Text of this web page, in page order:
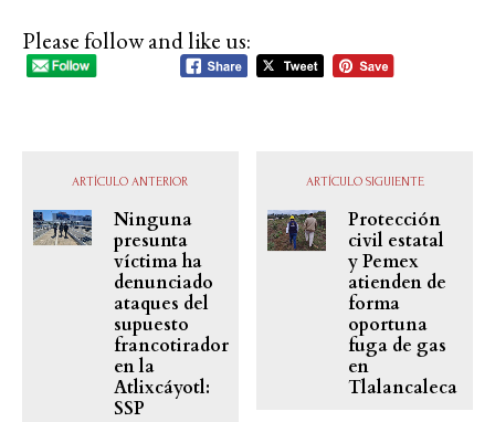
Please follow and like us:
ARTÍCULO ANTERIOR
Ninguna
presunta
víctima ha
denunciado
ataques del
supuesto
francotirador
en la
Atlixcáyotl:
SSP
ARTÍCULO SIGUIENTE
Protección
civil estatal
y Pemex
atienden de
forma
oportuna
fuga de gas
en
Tlalancaleca